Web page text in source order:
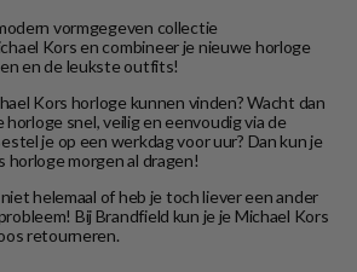
vormgegeven collectie
Kors en combineer je nieuwe horloge
en de leukste outfits!
Kors horloge kunnen vinden? Wacht dan
snel, veilig en eenvoudig via de
je op een werkdag voor uur? Dan kun je
horloge morgen al dragen!
helemaal of heb je toch liever een ander
Bij Brandfield kun je je Michael Kors
retourneren.